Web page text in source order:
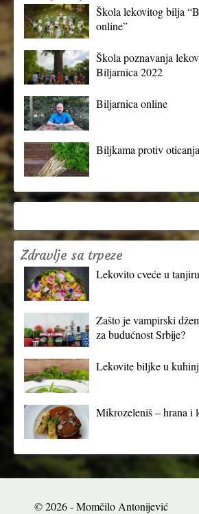
Škola lekovitog bilja
online”
Škola poznavanja
Biljarnica 2022
Biljarnica online
Biljkama protiv
Zdravlje sa trpeze
Lekovito cveće u tanjiru
Zašto je vampirski
za budućnost Srbije?
Lekovite biljke u
Mikrozeleniš – hrana i
© 2026 - Momčilo Antonijević